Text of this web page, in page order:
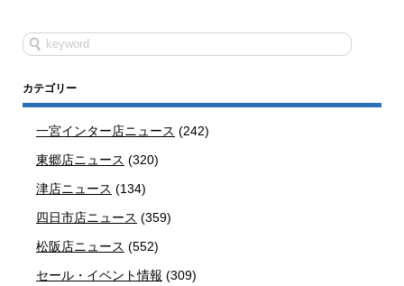
カテゴリー
一宮インター店ニュース (242)
東郷店ニュース (320)
津店ニュース (134)
四日市店ニュース (359)
松阪店ニュース (552)
セール・イベント情報 (309)